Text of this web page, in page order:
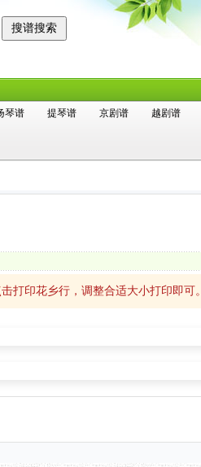
琴谱 提琴谱 京剧谱
越剧谱
打印花乡行，调整合适大小打印即可。